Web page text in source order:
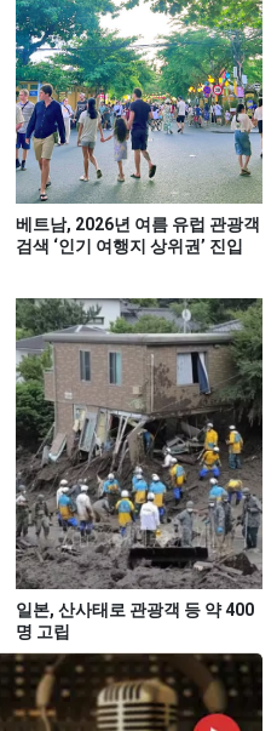
베트남, 2026년 여름 유럽 관광객
검색 ‘인기 여행지 상위권’ 진입
일본, 산사태로 관광객 등 약 400
명 고립